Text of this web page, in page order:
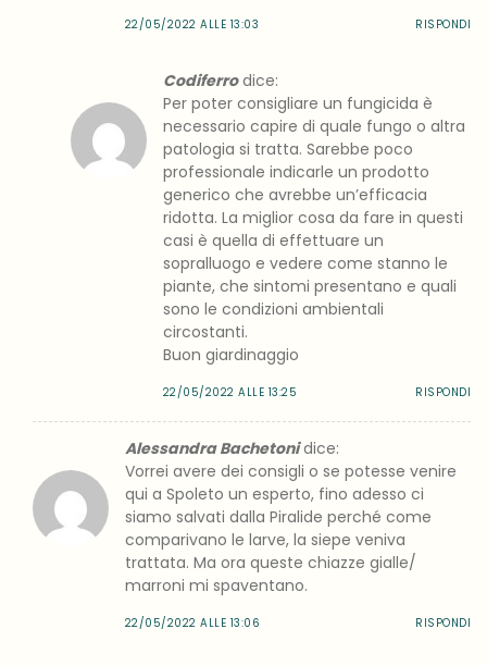
22/05/2022 ALLE 13:03 RISPONDI
Codiferro dice:
Per poter consigliare un fungicida è
necessario capire di quale fungo o altra
patologia si tratta. Sarebbe poco
professionale indicarle un prodotto
generico che avrebbe un’efficacia
ridotta. La miglior cosa da fare in questi
casi è quella di effettuare un
sopralluogo e vedere come stanno le
piante, che sintomi presentano e quali
sono le condizioni ambientali
circostanti.
Buon giardinaggio
22/05/2022 ALLE 13:25 RISPONDI
Alessandra Bachetoni dice:
Vorrei avere dei consigli o se potesse venire
qui a Spoleto un esperto, fino adesso ci
siamo salvati dalla Piralide perché come
comparivano le larve, la siepe veniva
trattata. Ma ora queste chiazze gialle/
marroni mi spaventano.
22/05/2022 ALLE 13:06 RISPONDI